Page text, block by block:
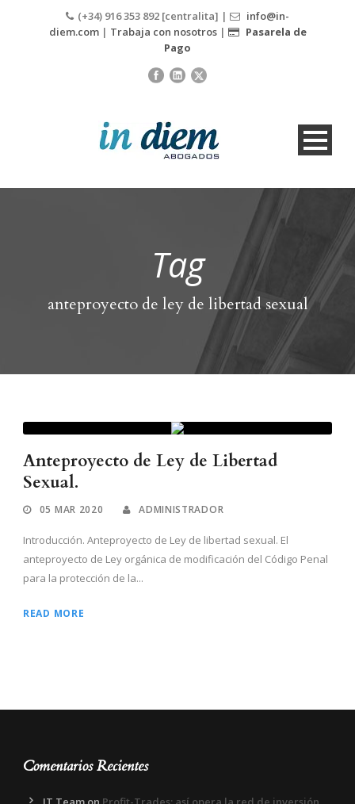
(+34) 916 353 892 [centralita] |
info@in-
diem.com| Trabaja con nosotros|
Pasarela de
Pago
Tag
anteproyecto de ley de libertad sexual
Anteproyecto de Ley de Libertad
Sexual.
05 MAR 2020 ADMINISTRADOR
Introducción. Anteproyecto de Ley de libertad sexual. El
anteproyecto de Ley orgánica de modificación del Código Penal
para la protección de la...
READ MORE
Comentarios Recientes